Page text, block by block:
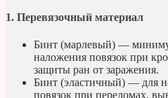
1. Перевязочный материал
Бинт (марлевый) —
наложения повязок при
защиты ран от заражения.
Бинт (эластичный) — для
повязок при переломах,